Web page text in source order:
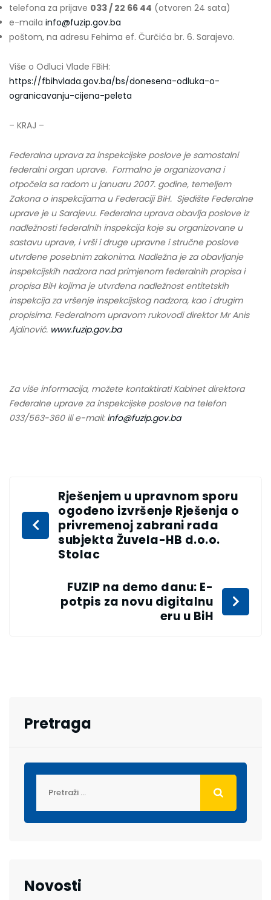
telefona za prijave 033 / 22 66 44 (otvoren 24 sata)
e-maila info@fuzip.gov.ba
poštom, na adresu Fehima ef. Čurčića br. 6. Sarajevo.
Više o Odluci Vlade FBiH:
https://fbihvlada.gov.ba/bs/donesena-odluka-o-
ogranicavanju-cijena-peleta
– KRAJ –
Federalna uprava za inspekcijske poslove je samostalni
federalni organ uprave. Formalno je organizovana i
otpočela sa radom u januaru 2007. godine, temeljem
Zakona o inspekcijama u Federaciji BiH. Sjedište Federalne
uprave je u Sarajevu. Federalna uprava obavlja poslove iz
nadležnosti federalnih inspekcija koje su organizovane u
sastavu uprave, i vrši i druge upravne i stručne poslove
utvrđene posebnim zakonima. Nadležna je za obavljanje
inspekcijskih nadzora nad primjenom federalnih propisa i
propisa BiH kojima je utvrđena nadležnost entitetskih
inspekcija za vršenje inspekcijskog nadzora, kao i drugim
propisima. Federalnom upravom rukovodi direktor Mr Anis
Ajdinović. www.fuzip.gov.ba
Za više informacija, možete kontaktirati Kabinet direktora
Federalne uprave za inspekcijske poslove na telefon
033/563-360 ili e-mail: info@fuzip.gov.ba
Rješenjem u upravnom sporu
ogođeno izvršenje Rješenja o
privremenoj zabrani rada
subjekta Žuvela-HB d.o.o.
Stolac
FUZIP na demo danu: E-
potpis za novu digitalnu
eru u BiH
Pretraga
Novosti